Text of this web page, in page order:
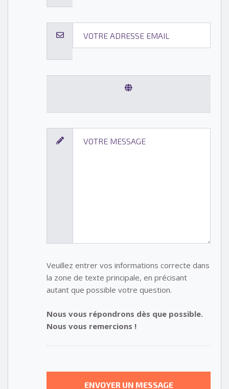
Veuillez entrer vos informations correcte dans
la zone de texte principale, en précisant
autant que possible votre question.
Nous vous répondrons dès que possible.
Nous vous remercions !